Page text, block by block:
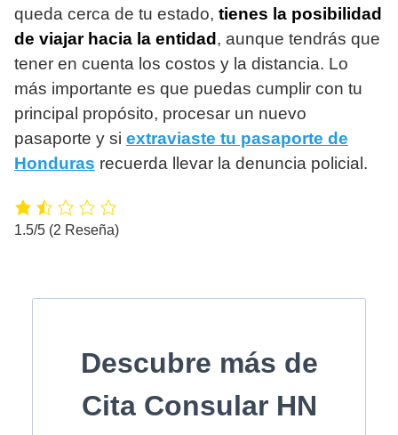
queda cerca de tu estado, tienes la posibilidad
de viajar hacia la entidad , aunque tendrás que
tener en cuenta los costos y la distancia. Lo
más importante es que puedas cumplir con tu
principal propósito, procesar un nuevo
pasaporte y si extraviaste tu pasaporte de
Honduras recuerda llevar la denuncia policial.
1.5/5 (2 Reseña)